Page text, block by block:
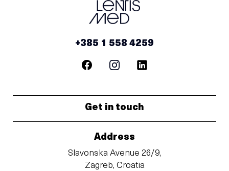
+385 1 558 4259
Get in touch
Address
Slavonska Avenue 26/9,
Zagreb, Croatia